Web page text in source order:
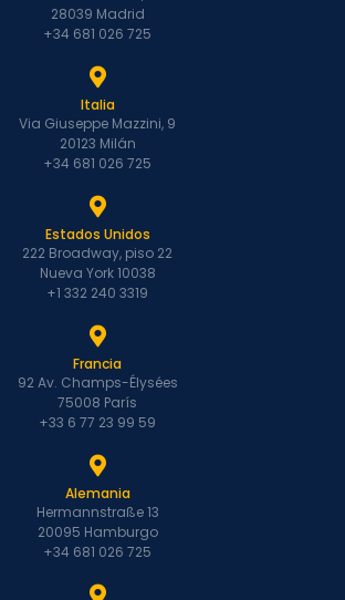
28039 Madrid
+34 681 026 725
Italia
Via Giuseppe Mazzini, 9
20123 Milán
+34 681 026 725
Estados Unidos
222 Broadway, piso 22
Nueva York 10038
+1 332 240 3319
Francia
92 Av. Champs-Élysées
75008 París
+33 6 77 23 99 59
Alemania
Hermannstraße 13
20095 Hamburgo
+34 681 026 725